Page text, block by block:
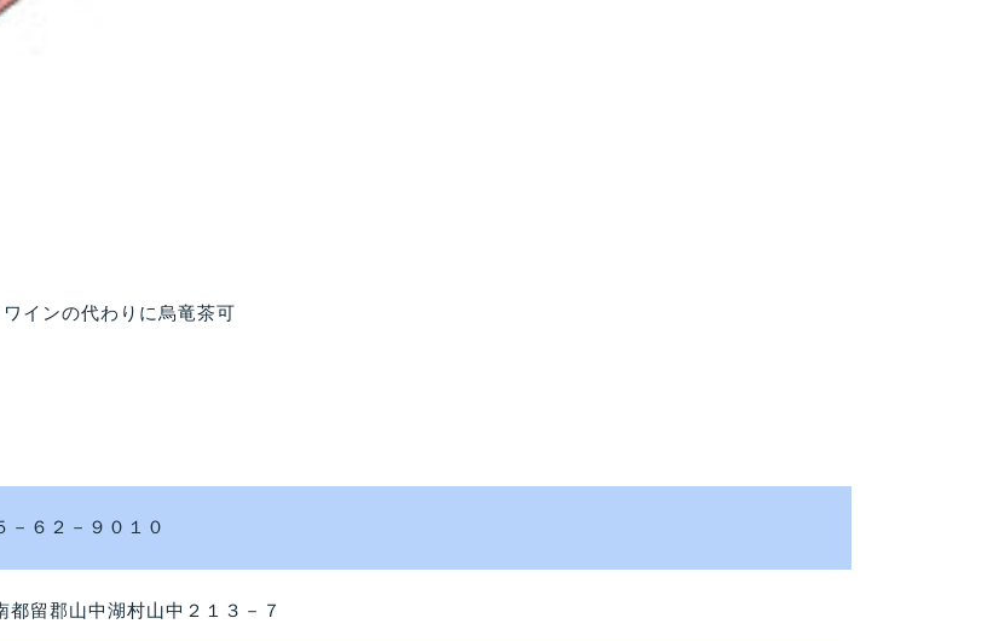
インの代わりに烏竜茶可
－６２－９０１０
都留郡山中湖村山中２１３－７